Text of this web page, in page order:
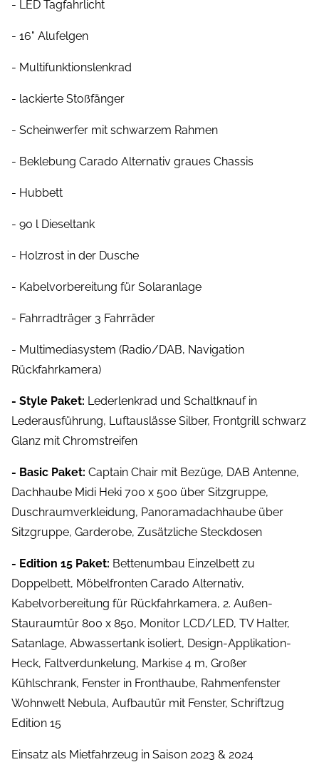
- LED Tagfahrlicht
- 16" Alufelgen
- Multifunktionslenkrad
- lackierte Stoßfänger
- Scheinwerfer mit schwarzem Rahmen
- Beklebung Carado Alternativ graues Chassis
- Hubbett
- 90 l Dieseltank
- Holzrost in der Dusche
- Kabelvorbereitung für Solaranlage
- Fahrradträger 3 Fahrräder
- Multimediasystem (Radio/DAB, Navigation
Rückfahrkamera)
- Style Paket: Lederlenkrad und Schaltknauf in
Lederausführung, Luftauslässe Silber, Frontgrill schwarz
Glanz mit Chromstreifen
- Basic Paket: Captain Chair mit Bezüge, DAB Antenne,
Dachhaube Midi Heki 700 x 500 über Sitzgruppe,
Duschraumverkleidung, Panoramadachhaube über
Sitzgruppe, Garderobe, Zusätzliche Steckdosen
- Edition 15 Paket: Bettenumbau Einzelbett zu
Doppelbett, Möbelfronten Carado Alternativ,
Kabelvorbereitung für Rückfahrkamera, 2. Außen-
Stauraumtür 800 x 850, Monitor LCD/LED, TV Halter,
Satanlage, Abwassertank isoliert, Design-Applikation-
Heck, Faltverdunkelung, Markise 4 m, Großer
Kühlschrank, Fenster in Fronthaube, Rahmenfenster
Wohnwelt Nebula, Aufbautür mit Fenster, Schriftzug
Edition 15
Einsatz als Mietfahrzeug in Saison 2023 & 2024